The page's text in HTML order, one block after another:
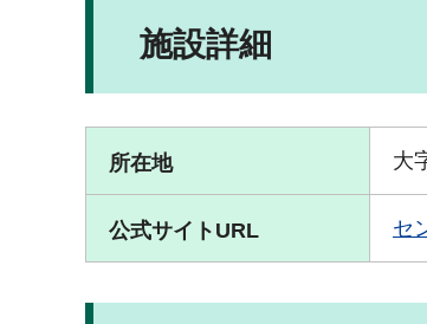
施設詳細
所在地 大
公式サイトURL セ